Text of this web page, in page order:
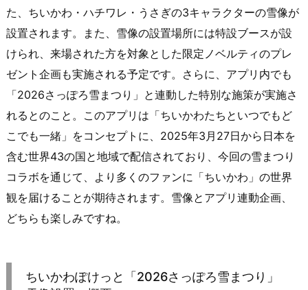
た、ちいかわ・ハチワレ・うさぎの3キャラクターの雪像が
設置されます。また、雪像の設置場所には特設ブースが設
けられ、来場された方を対象とした限定ノベルティのプレ
ゼント企画も実施される予定です。さらに、アプリ内でも
「2026さっぽろ雪まつり」と連動した特別な施策が実施さ
れるとのこと。このアプリは「ちいかわたちといつでもど
こでも一緒」をコンセプトに、2025年3月27日から日本を
含む世界43の国と地域で配信されており、今回の雪まつり
コラボを通じて、より多くのファンに「ちいかわ」の世界
観を届けることが期待されます。雪像とアプリ連動企画、
どちらも楽しみですね。
ちいかわぽけっと「2026さっぽろ雪まつり」